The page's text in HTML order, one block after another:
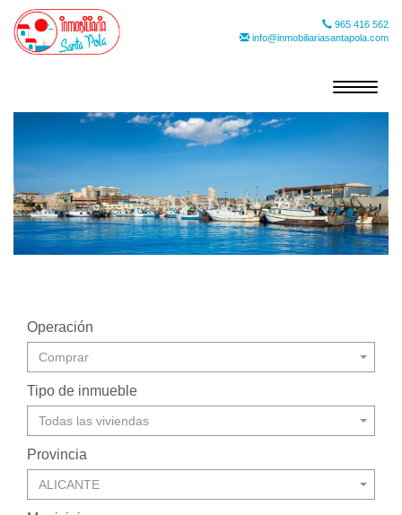
965 416 562
info@inmobiliariasantapola.com
Toggle
Operación
Comprar
Tipo de inmueble
Todas las viviendas
Provincia
ALICANTE